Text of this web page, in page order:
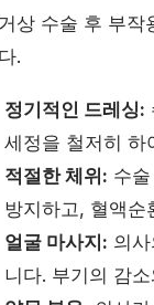
상 수술 후 부작
.
정기적인 드레싱:
세정을 철저히 하
적절한 체위: 수
방지하고, 혈액순
얼굴 마사지: 의
니다. 부기의 감